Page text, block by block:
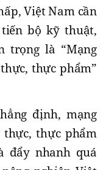
Việt Nam cần
bộ kỹ thuật,
trọng là “Mạng
thực phẩm”
định, mạng
thực phẩm
đẩy nhanh quá